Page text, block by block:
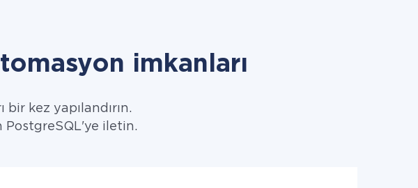
imkanları
bir kez yapılandırın.
PostgreSQL'ye iletin.